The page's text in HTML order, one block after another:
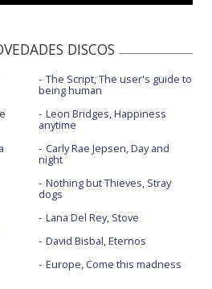
las 2
las 2
las 2
hasta las 2
las 2
- Abierto hasta las 2
DISCOS
The Script, The user's guide to
being human
Leon Bridges, Happiness
anytime
Carly Rae Jepsen, Day and
night
Nothing but Thieves, Stray
dogs
Lana Del Rey, Stove
David Bisbal, Eternos
Europe, Come this madness